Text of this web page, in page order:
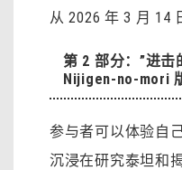
从 2026 年 3 月 14
第 2 部分：”进击
Nijigen-no-mori
参与者可以体验自
沉浸在研究泰坦和